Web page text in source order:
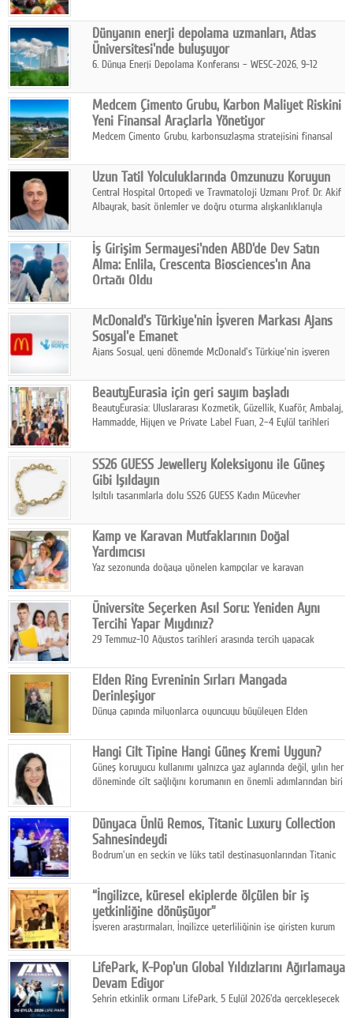
pratik, güvenilir ve lezzetli bir alternatif sunuyor.
Dünyanın enerji depolama uzmanları, Atlas
Üniversitesi'nde buluşuyor
6. Dünya Enerji Depolama Konferansı – WESC-2026, 9-12
sahipliğinde gerçekleştirilecek.
Medcem Çimento Grubu, Karbon Maliyet Riskini
Yeni Finansal Araçlarla Yönetiyor
Medcem Çimento Grubu, karbonsuzlaşma stratejisini finansal
Uzun Tatil Yolculuklarında Omzunuzu Koruyun
Central Hospital Ortopedi ve Travmatoloji Uzmanı Prof. Dr. Akif
Albayrak, basit önlemler ve doğru oturma alışkanlıklarıyla
İş Girişim Sermayesi'nden ABD'de Dev Satın
Alma: Enlila, Crescenta Biosciences'ın Ana
Ortağı Oldu
stratejisini uluslararası ölçeğe taşıyan satın alma hamlesini
tamamladı.
McDonald's Türkiye'nin İşveren Markası Ajans
Sosyal'e Emanet
Ajans Sosyal, yeni dönemde McDonald's Türkiye'nin işveren
BeautyEurasia için geri sayım başladı
BeautyEurasia: Uluslararası Kozmetik, Güzellik, Kuaför, Ambalaj,
Hammadde, Hijyen ve Private Label Fuarı, 2–4 Eylül tarihleri
SS26 GUESS Jewellery Koleksiyonu ile Güneş
Gibi Işıldayın
Işıltılı tasarımlarla dolu SS26 GUESS Kadın Mücevher
dokunuşunu taşıyor.
Kamp ve Karavan Mutfaklarının Doğal
Yardımcısı
Yaz sezonunda doğaya yönelen kampçılar ve karavan
temizlik sağlayan, çevreye duyarlı bitkisel içerikli ürünleri tercih
ediyor.
Üniversite Seçerken Asıl Soru: Yeniden Aynı
Tercihi Yapar Mıydınız?
29 Temmuz-10 Ağustos tarihleri arasında tercih yapacak
Elden Ring Evreninin Sırları Mangada
Derinleşiyor
Dünya çapında milyonlarca oyuncuyu büyüleyen Elden
aksiyonu ve karanlık fantastik atmosferi bir araya getirmeyi
sürdürüyor.
Hangi Cilt Tipine Hangi Güneş Kremi Uygun?
Güneş koruyucu kullanımı yalnızca yaz aylarında değil, yılın her
döneminde cilt sağlığını korumanın en önemli adımlarından biri
Dünyaca Ünlü Remos, Titanic Luxury Collection
Sahnesindeydi
Bodrum'un en seçkin ve lüks tatil destinasyonlarından Titanic
yaz etkinlikleri kapsamında uluslararası yıldızları ağırlamaya
devam ediyor
“İngilizce, küresel ekiplerde ölçülen bir iş
yetkinliğine dönüşüyor”
İşveren araştırmaları, İngilizce yeterliliğinin işe girişten kurum
gösteriyor.
LifePark, K-Pop'un Global Yıldızlarını Ağırlamaya
Devam Ediyor
Şehrin etkinlik ormanı LifePark, 5 Eylül 2026'da gerçekleşecek